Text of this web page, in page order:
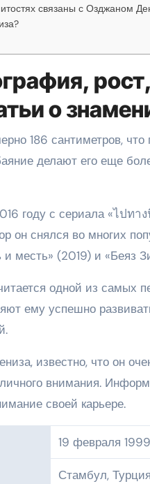
связаны с Озджаном
о
186 сантиметров,
делают его еще
году с сериала «ไปท
он снялся во многих
месть» (2019) и «Беяз
одной из самых
ему успешно
известно, что он
внимания.
своей карьере.
19 февраля
Стамбул, Турция